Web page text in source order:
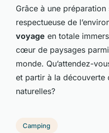
Grâce à une
respectueuse de
voyage en totale
cœur de paysages
monde. Qu’attendez-
et partir à la découverte
naturelles?
Camping